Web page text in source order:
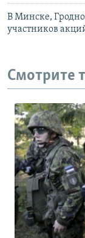
В Минске,
участников
Смотрите